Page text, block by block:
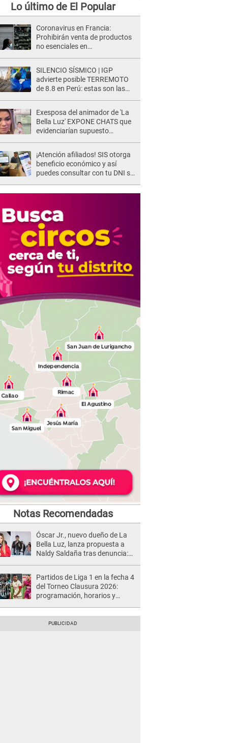
Lo último de El Popular
Coronavirus en Francia:
Prohibirán venta de productos
no esenciales en
SILENCIO SÍSMICO | IGP
advierte posible TERREMOTO
de 8.8 en Perú: estas son las
Exesposa del animador de 'La
Bella Luz' EXPONE CHATS que
evidenciarían supuesto
¡Atención afiliados! SIS otorga
beneficio económico y así
puedes consultar con tu DNI si
Notas Recomendadas
Óscar Jr., nuevo dueño de La
Bella Luz, lanza propuesta a
Naldy Saldaña tras denuncia:
Partidos de Liga 1 en la fecha 4
del Torneo Clausura 2026:
programación, horarios y